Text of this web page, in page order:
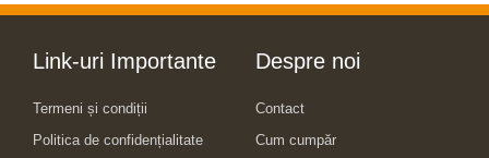
Link-uri Importante
Termeni și condiții
Politica de confidențialitate
Despre noi
Contact
Cum cumpăr